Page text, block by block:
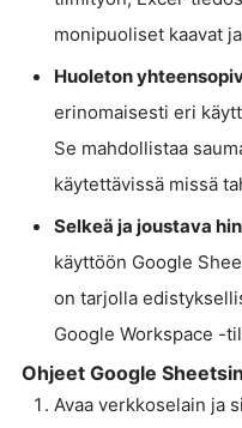
monipuoliset kaavat
Huoleton
erinomaisesti eri
Se mahdollistaa
käytettävissä missä
Selkeä ja joustava
käyttöön Google
on tarjolla
Google Workspace -
Ohjeet Google
Avaa verkkoselain ja